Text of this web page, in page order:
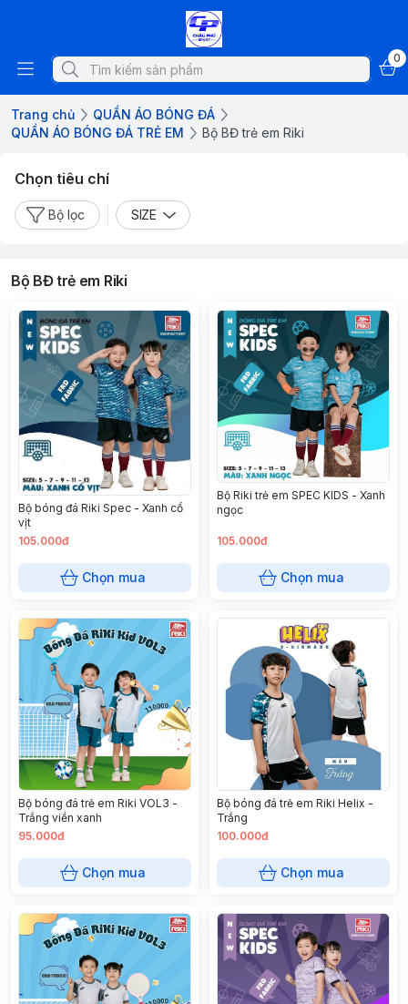
0
Trang chủ
QUẦN ÁO BÓNG ĐÁ
QUẦN ÁO BÓNG ĐÁ TRẺ EM
Bộ BĐ trẻ em Riki
Chọn tiêu chí
Bộ lọc SIZE
Bộ BĐ trẻ em Riki
Bộ bóng đá Riki Spec - Xanh cổ
vịt
105.000đ
Chọn mua
Bộ Riki trẻ em SPEC KIDS - Xanh
ngọc
105.000đ
Chọn mua
Bộ bóng đá trẻ em Riki VOL3 -
Trắng viền xanh
95.000đ
Chọn mua
Bộ bóng đá trẻ em Riki Helix -
Trắng
100.000đ
Chọn mua